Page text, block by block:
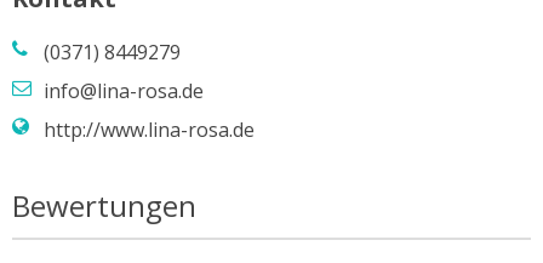
(0371) 8449279
info@lina-rosa.de
http://www.lina-rosa.de
Bewertungen